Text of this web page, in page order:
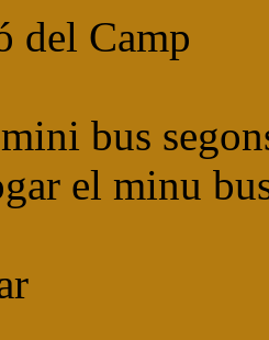
del Camp
bus
el minu